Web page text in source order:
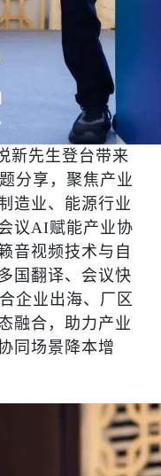
新先生登台带来
分享，聚焦产业
造业、能源行业
议AI赋能产业协
音视频技术与自
国翻译、会议快
企业出海、厂区
融合，助力产业
同场景降本增